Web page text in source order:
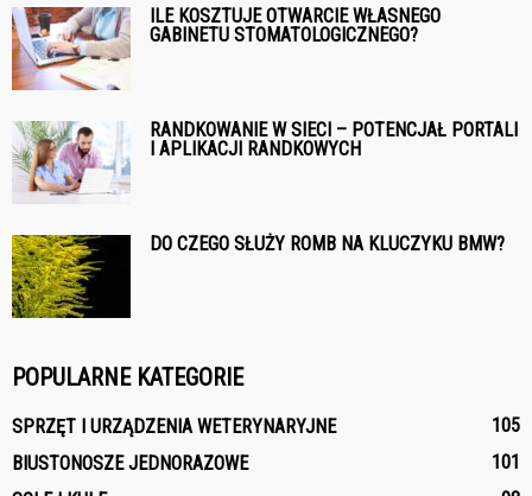
ILE KOSZTUJE OTWARCIE WŁASNEGO
GABINETU STOMATOLOGICZNEGO?
RANDKOWANIE W SIECI – POTENCJAŁ PORTALI
I APLIKACJI RANDKOWYCH
DO CZEGO SŁUŻY ROMB NA KLUCZYKU BMW?
POPULARNE KATEGORIE
SPRZĘT I URZĄDZENIA WETERYNARYJNE
105
BIUSTONOSZE JEDNORAZOWE
101